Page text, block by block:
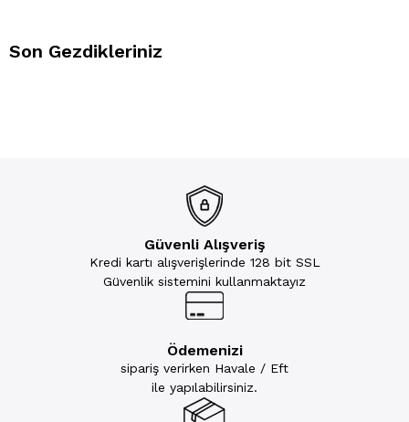
Son Gezdikleriniz
Güvenli Alışveriş
Kredi kartı alışverişlerinde 128 bit SSL
Güvenlik sistemini kullanmaktayız
Ödemenizi
sipariş verirken Havale / Eft
ile yapılabilirsiniz.